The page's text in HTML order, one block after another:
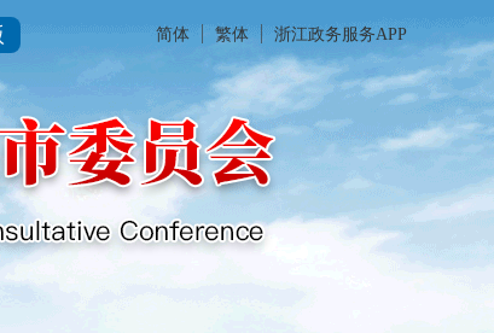
简体 繁体 浙江政务服务APP